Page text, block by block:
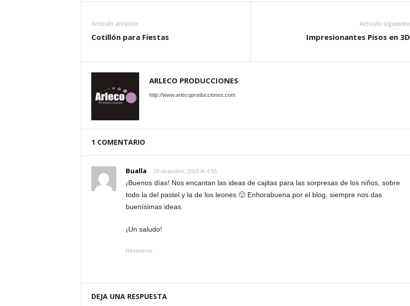
Artículo anterior
Cotillón para Fiestas
Artículo siguiente
Impresionantes Pisos en 3D
ARLECO PRODUCCIONES
http://www.arlecoproducciones.com
1 COMENTARIO
Bualla 28 diciembre, 2015 At 4:55
¡Buenos días! Nos encantan las ideas de cajitas para las sorpresas de los niños, sobre
todo la del pastel y la de los leones 🙂 Enhorabuena por el blog, siempre nos das
buenísimas ideas.
¡Un saludo!
Respuesta
DEJA UNA RESPUESTA